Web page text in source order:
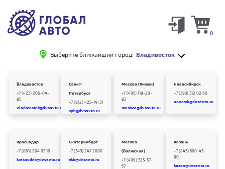
Выберите ближайший город: Владивосток
0
Владивосток
+7 (423) 206-04-
85
vladivostok@dvsavto.ru
Санкт-
Петербург
+7 (812) 425-14-31
spb@dvsavto.ru
Москва (Химки)
+7 (495) 118-20-
83
moskva@dvsavto.ru
Новосибирск
+7 (383) 312 02 60
novosib@dvsavto.ru
Краснодар
+7 (861) 204 03 10
krasnodar@dvsavto.ru
Екатеринбург
+7 (343) 247 2080
ekb@dvsavto.ru
Москва
(Волжская)
+7 (499) 325-57-
57
Казань
+7 (843) 500-45-
80
kazan@dvsavto.ru